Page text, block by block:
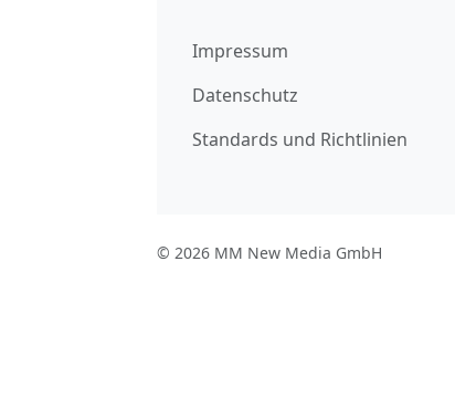
Impressum
Datenschutz
Standards und Richtlinien
© 2026 MM New Media GmbH